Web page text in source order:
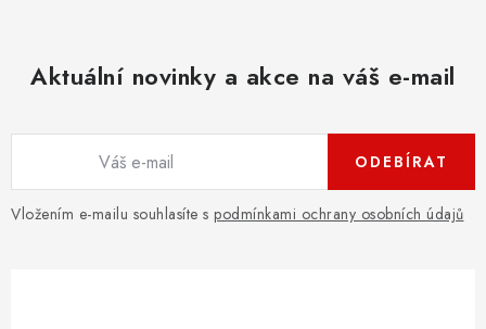
Aktuální novinky a akce na váš e-mail
Vložením e-mailu souhlasíte s podmínkami ochrany osobních údajů
ODEBÍRAT